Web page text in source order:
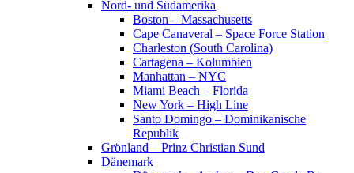
Nord- und Südamerika
Boston – Massachusetts
Cape Canaveral – Space Force Station
Charleston (South Carolina)
Cartagena – Kolumbien
Manhattan – NYC
Miami Beach – Florida
New York – High Line
Santo Domingo – Dominikanische
Republik
Grönland – Prinz Christian Sund
Dänemark